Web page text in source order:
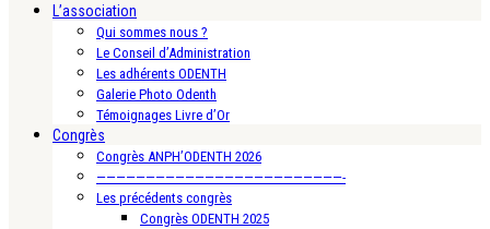
L’association
Qui sommes nous ?
Le Conseil d’Administration
Les adhérents ODENTH
Galerie Photo Odenth
Témoignages Livre d’Or
Congrès
Congrès ANPH’ODENTH 2026
—————————————————————————-
Les précédents congrès
Congrès ODENTH 2025